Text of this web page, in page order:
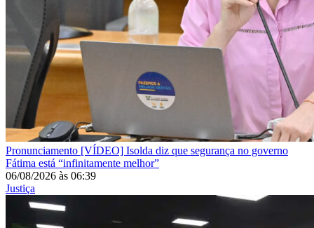
Pronunciamento [VÍDEO] Isolda diz que segurança no governo
Fátima está “infinitamente melhor”
06/08/2026 às 06:39
Justiça